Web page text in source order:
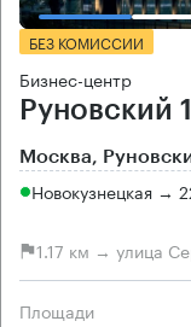
БЕЗ КОМИССИИ
Бизнес-центр
Руновский
Москва,
Новокузнецкая →
1.17 км → улица
Площади